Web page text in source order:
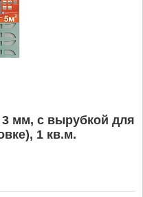
мм, с вырубкой для
1 кв.м.